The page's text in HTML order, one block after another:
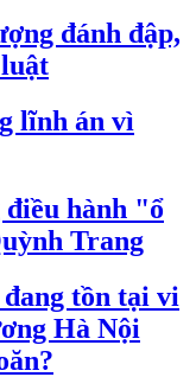
đánh đập,
lĩnh án vì
điều hành "ổ
Trang
tồn tại vi
Hà Nội